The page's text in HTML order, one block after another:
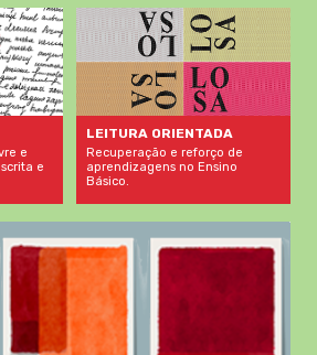
e
e
LEITURA ORIENTADA
Recuperação e reforço de
aprendizagens no Ensino
Básico.